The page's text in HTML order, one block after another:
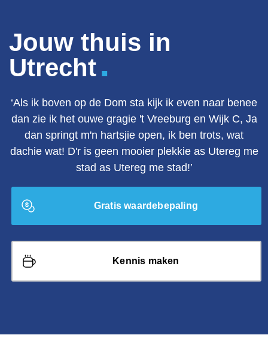
Jouw thuis in
Utrecht.
‘Als ik boven op de Dom sta kijk ik even naar benee
dan zie ik het ouwe gragie 't Vreeburg en Wijk C, Ja
dan springt m'n hartsjie open, ik ben trots, wat
dachie wat! D'r is geen mooier plekkie as Utereg me
stad as Utereg me stad!’
Gratis waardebepaling
Kennis maken